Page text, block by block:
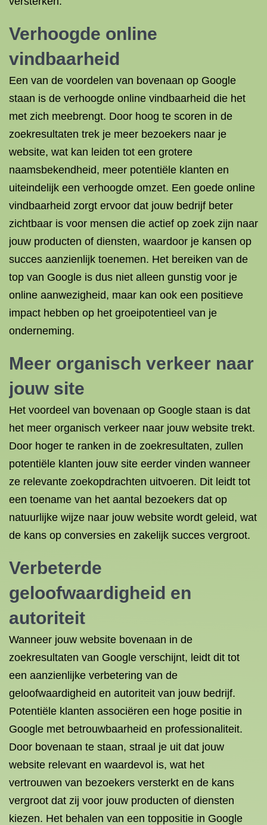
Verhoogde online
vindbaarheid
Een van de voordelen van bovenaan op Google
staan is de verhoogde online vindbaarheid die het
met zich meebrengt. Door hoog te scoren in de
zoekresultaten trek je meer bezoekers naar je
website, wat kan leiden tot een grotere
naamsbekendheid, meer potentiële klanten en
uiteindelijk een verhoogde omzet. Een goede online
vindbaarheid zorgt ervoor dat jouw bedrijf beter
zichtbaar is voor mensen die actief op zoek zijn naar
jouw producten of diensten, waardoor je kansen op
succes aanzienlijk toenemen. Het bereiken van de
top van Google is dus niet alleen gunstig voor je
online aanwezigheid, maar kan ook een positieve
impact hebben op het groeipotentieel van je
onderneming.
Meer organisch verkeer naar
jouw site
Het voordeel van bovenaan op Google staan is dat
het meer organisch verkeer naar jouw website trekt.
Door hoger te ranken in de zoekresultaten, zullen
potentiële klanten jouw site eerder vinden wanneer
ze relevante zoekopdrachten uitvoeren. Dit leidt tot
een toename van het aantal bezoekers dat op
natuurlijke wijze naar jouw website wordt geleid, wat
de kans op conversies en zakelijk succes vergroot.
Verbeterde
geloofwaardigheid en
autoriteit
Wanneer jouw website bovenaan in de
zoekresultaten van Google verschijnt, leidt dit tot
een aanzienlijke verbetering van de
geloofwaardigheid en autoriteit van jouw bedrijf.
Potentiële klanten associëren een hoge positie in
Google met betrouwbaarheid en professionaliteit.
Door bovenaan te staan, straal je uit dat jouw
website relevant en waardevol is, wat het
vertrouwen van bezoekers versterkt en de kans
vergroot dat zij voor jouw producten of diensten
kiezen. Het behalen van een toppositie in Google